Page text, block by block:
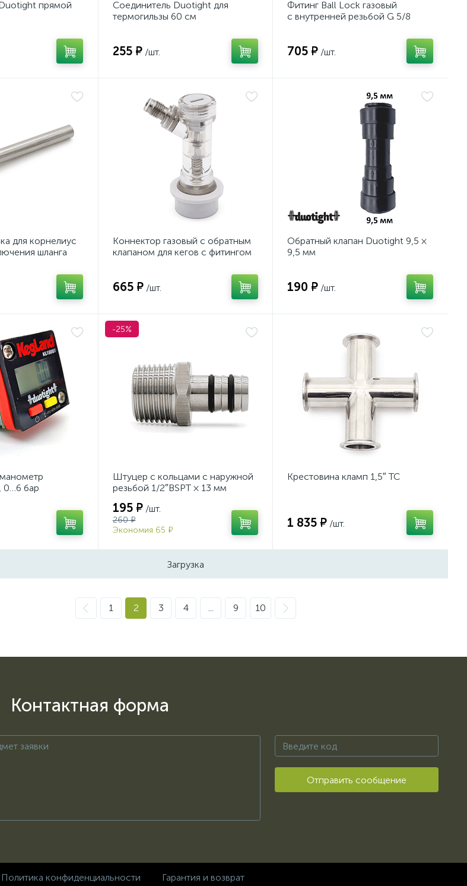
прямой
Соединитель Duotight для
термогильзы 60 см
255 ₽ /шт.
Фитинг Ball Lock газовый
с внутренней резьбой G 5/8
705 ₽ /шт.
для корнелиус
шланга
Коннектор газовый с обратным
клапаном для кегов с фитингом
665 ₽ /шт.
Обратный клапан Duotight 9,5 ×
9,5 мм
190 ₽ /шт.
0…6 бар
-25%
Штуцер с кольцами с наружной
резьбой 1/2″BSPT × 13 мм
195 ₽ /шт.
260 ₽
Экономия 65 ₽
Крестовина кламп 1,5″ TC
1 835 ₽ /шт.
Загрузка
1 2 3 4 ... 9 10
Контактная форма
Отправить сообщение
Политика конфиденциальности Гарантия и возврат